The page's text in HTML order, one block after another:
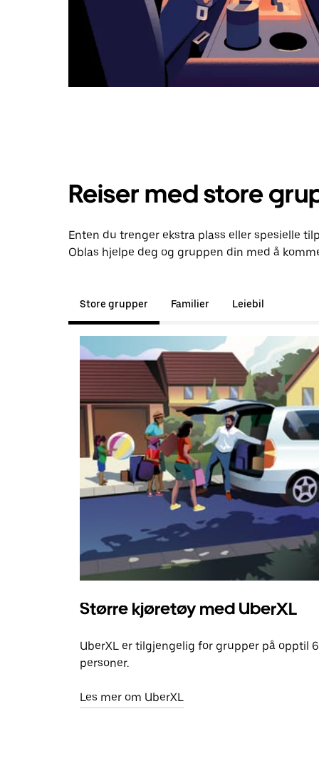
Reiser med store
Enten du trenger ekstra plass eller spesielle
Oblas hjelpe deg og gruppen din med å
Store grupper Familier Leiebil
Større kjøretøy med UberXL
UberXL er tilgjengelig for grupper på opptil 6
personer.
Les mer om UberXL